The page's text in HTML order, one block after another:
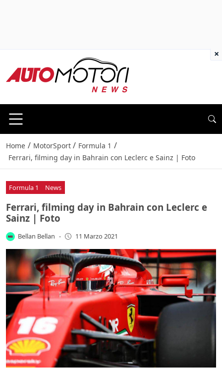
Home / MotorSport / Formula 1 /
Ferrari, filming day in Bahrain con Leclerc e Sainz | Foto
Formula 1 News
Ferrari, filming day in Bahrain con Leclerc e
Sainz | Foto
Bellan Bellan - 11 Marzo 2021
×